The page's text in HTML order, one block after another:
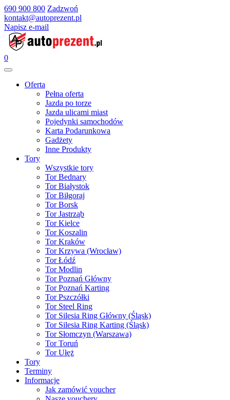
690 900 800 Zadzwoń
kontakt@autoprezent.pl
Napisz e-mail
0
Oferta
Pełna oferta
Jazda po torze
Jazda ulicami miast
Pojedynki samochodów
Karta Podarunkowa
Gadżety
Inne Produkty
Tory
Wszystkie tory
Tor Bednary
Tor Białystok
Tor Biłgoraj
Tor Borsk
Tor Jastrząb
Tor Kielce
Tor Koszalin
Tor Kraków
Tor Krzywa (Wrocław)
Tor Łódź
Tor Modlin
Tor Poznań Główny
Tor Poznań Karting
Tor Pszczółki
Tor Steel Ring
Tor Silesia Ring Główny (Śląsk)
Tor Silesia Ring Karting (Śląsk)
Tor Słomczyn (Warszawa)
Tor Toruń
Tor Ułęż
Tory
Terminy
Informacje
Jak zamówić voucher